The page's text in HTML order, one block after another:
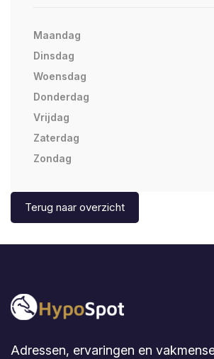
Maandag
Dinsdag
Woensdag
Donderdag
Vrijdag
Zaterdag
Zondag
Terug naar overzicht
Adressen, ervaringen en